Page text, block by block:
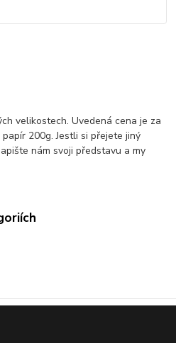
velikostech. Uvedená cena je za
200g. Jestli si přejete jiný
nám svoji představu a my